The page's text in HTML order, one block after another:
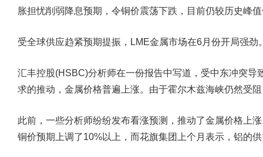
胀担忧削弱降息预期，令铜价震荡下跌，目前仍较历史峰
受全球供应趋紧预期提振，LME金属市场在6月份开局强劲
汇丰控股(HSBC)分析师在一份报告中写道，受中东冲突
求的推动，金属价格普遍上涨。由于霍尔木兹海峡仍然受
此前，一些分析师纷纷发布看涨预测，推动了金属价格上
铜价预期上调了10%以上，而花旗集团上个月表示，铝的